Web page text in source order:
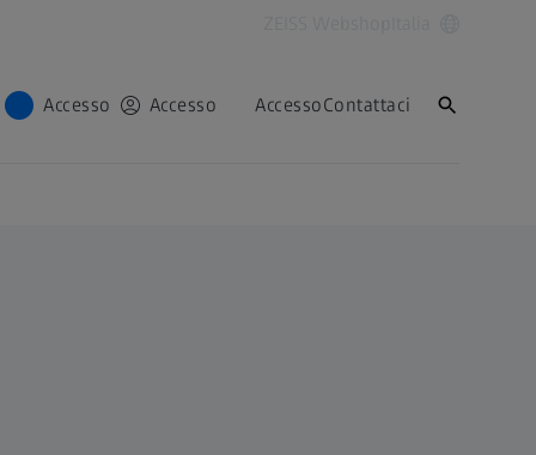
Accesso Accesso AccessoContattaci